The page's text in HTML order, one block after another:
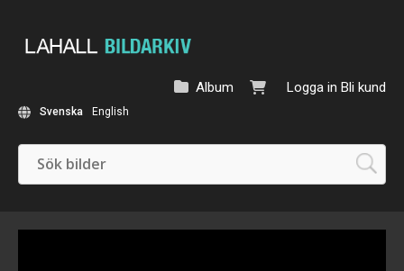
Logga in Bli kund
Album
Svenska English